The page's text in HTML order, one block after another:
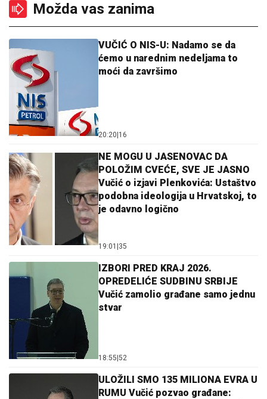
Možda vas zanima
VUČIĆ O NIS-U: Nadamo se da
ćemo u narednim nedeljama to
moći da završimo
20:20 16
NE MOGU U JASENOVAC DA
POLOŽIM CVEĆE, SVE JE JASNO
Vučić o izjavi Plenkovića: Ustaštvo
podobna ideologija u Hrvatskoj, to
je odavno logično
19:01 35
IZBORI PRED KRAJ 2026.
OPREDELIĆE SUDBINU SRBIJE
Vučić zamolio građane samo jednu
stvar
18:55 52
ULOŽILI SMO 135 MILIONA EVRA U
RUMU Vučić pozvao građane: